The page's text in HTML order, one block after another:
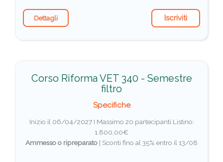
Dettagli Iscriviti
Corso Riforma VET 340 - Semestre
filtro
Specifiche
Inizio il 06/04/2027 I Massimo 20 partecipanti Listino:
1.800,00€
Ammesso o ripreparato | Sconti fino al 35% entro il 13/08